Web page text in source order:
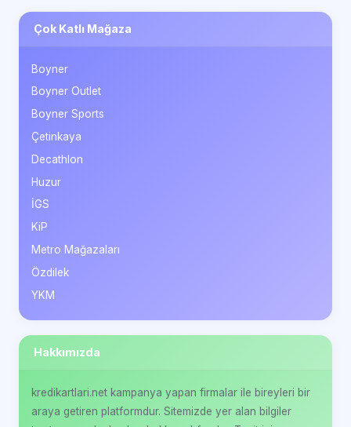
Çok Katlı Mağaza
Boyner
Boyner Outlet
Boyner Sports
Çetinkaya
Decathlon
Huzur
İGS
KiP
Metro Mağazaları
Özdilek
YKM
Hakkımızda
kredikartlari.net kampanya yapan firmalar ile bireyleri bir
araya getiren platformdur. Sitemizde yer alan bilgiler